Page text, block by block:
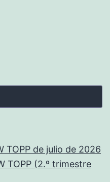
TOPP de julio de 2026
TOPP (2.º trimestre